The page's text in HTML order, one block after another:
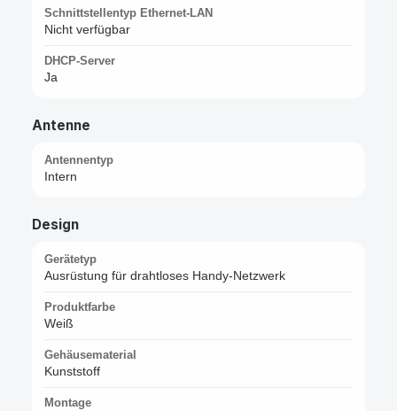
Schnittstellentyp Ethernet-LAN
Nicht verfügbar
DHCP-Server
Ja
Antenne
Antennentyp
Intern
Design
Gerätetyp
Ausrüstung für drahtloses Handy-Netzwerk
Produktfarbe
Weiß
Gehäusematerial
Kunststoff
Montage